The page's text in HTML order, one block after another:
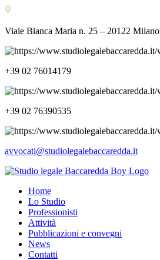
Viale Bianca Maria n. 25 – 20122 Milano
+39 02 76014179
+39 02 76390535
avvocati@studiolegalebaccaredda.it
Home
Lo Studio
Professionisti
Attività
Pubblicazioni e convegni
News
Contatti